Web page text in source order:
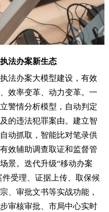
法办案新生态
法办案大模型建设，有效
效率变革、动力变革。一
警情分析模型，自动判定
的违法犯罪案由。建立智
动抓取，智能比对笔录供
效辅助调查取证和监督管
景。迭代升级“移动办案
件受理、证据上传、取保候
、审批文书等实战功能，
审核审批、市局中心实时